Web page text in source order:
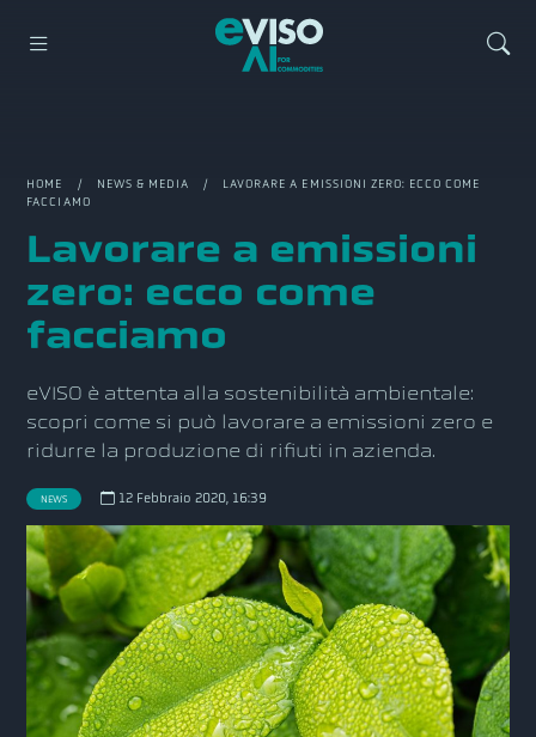
HOME / NEWS & MEDIA / LAVORARE A EMISSIONI ZERO: ECCO COME
FACCIAMO
Lavorare a emissioni
zero: ecco come
facciamo
eVISO è attenta alla sostenibilità ambientale:
scopri come si può lavorare a emissioni zero e
ridurre la produzione di rifiuti in azienda.
NEWS 12 Febbraio 2020, 16:39